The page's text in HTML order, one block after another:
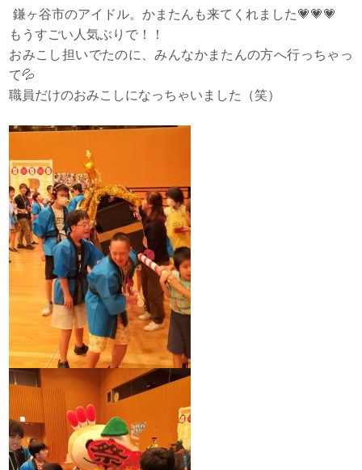
鎌ヶ谷市のアイドル。かまたんも来てくれました💗💗💗
もうすごい人気ぶりで！！
おみこし担いでたのに、みんなかまたんの方へ行っちゃっ
て💦
職員だけのおみこしになっちゃいました（笑）